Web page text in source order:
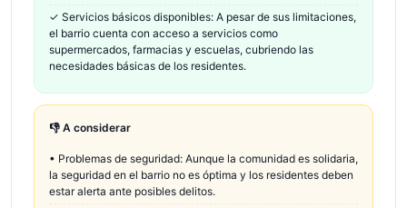
✓ Servicios básicos disponibles: A pesar de sus limitaciones,
el barrio cuenta con acceso a servicios como
supermercados, farmacias y escuelas, cubriendo las
necesidades básicas de los residentes.
👎 A considerar
• Problemas de seguridad: Aunque la comunidad es solidaria,
la seguridad en el barrio no es óptima y los residentes deben
estar alerta ante posibles delitos.